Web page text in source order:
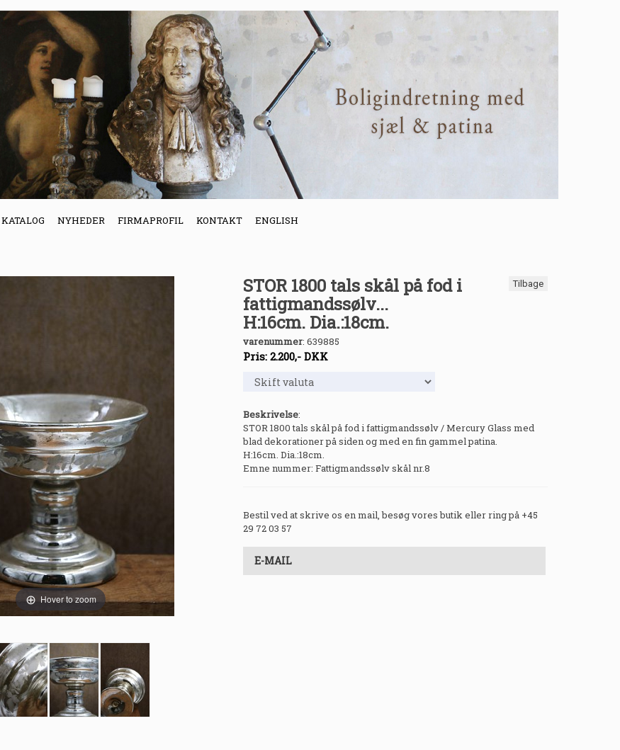
KATALOG NYHEDER FIRMAPROFIL KONTAKT ENGLISH
Hover to zoom
Tilbage
STOR 1800 tals skål på fod i
fattigmandssølv...
H:16cm. Dia.:18cm.
varenummer: 639885
Pris: 2.200,- DKK
Beskrivelse:
STOR 1800 tals skål på fod i fattigmandssølv / Mercury Glass med
blad dekorationer på siden og med en fin gammel patina.
H:16cm. Dia.:18cm.
Emne nummer: Fattigmandssølv skål nr.8
Bestil ved at skrive os en mail, besøg vores butik eller ring på +45
29 72 03 57
E-MAIL